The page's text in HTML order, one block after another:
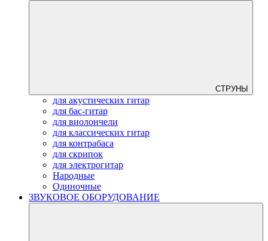
СТРУНЫ
для акустических гитар
для бас-гитар
для виолончели
для классических гитар
для контрабаса
для скрипок
для электрогитар
Народные
Одиночные
ЗВУКОВОЕ ОБОРУДОВАНИЕ